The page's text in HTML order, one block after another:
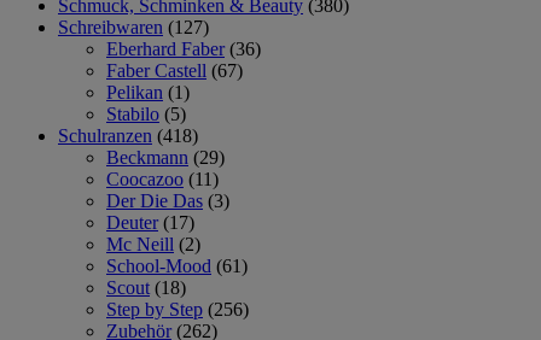
Schmuck, Schminken & Beauty (380)
Schreibwaren (127)
Eberhard Faber (36)
Faber Castell (67)
Pelikan (1)
Stabilo (5)
Schulranzen (418)
Beckmann (29)
Coocazoo (11)
Der Die Das (3)
Deuter (17)
Mc Neill (2)
School-Mood (61)
Scout (18)
Step by Step (256)
Zubehör (262)